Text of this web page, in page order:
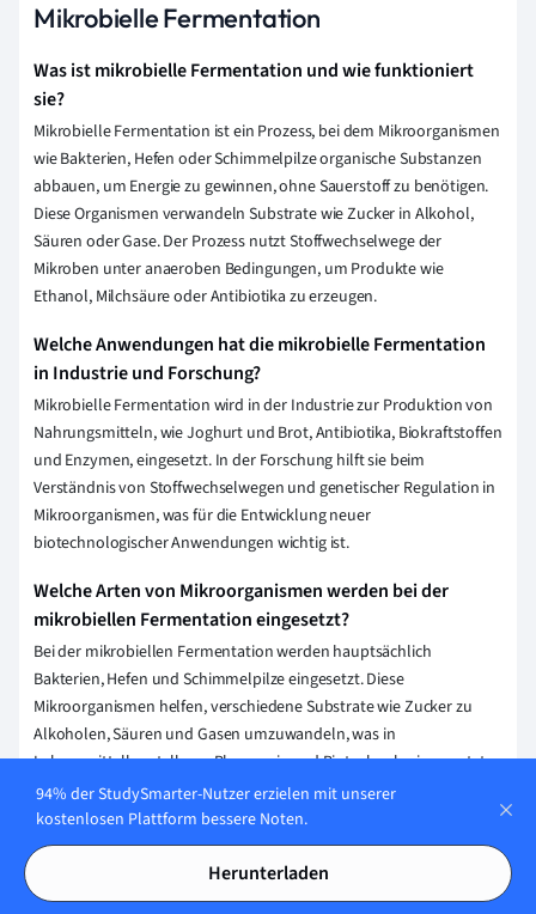
Mikrobielle Fermentation
Was ist mikrobielle Fermentation und wie funktioniert
sie?
Mikrobielle Fermentation ist ein Prozess, bei dem Mikroorganismen
wie Bakterien, Hefen oder Schimmelpilze organische Substanzen
abbauen, um Energie zu gewinnen, ohne Sauerstoff zu benötigen.
Diese Organismen verwandeln Substrate wie Zucker in Alkohol,
Säuren oder Gase. Der Prozess nutzt Stoffwechselwege der
Mikroben unter anaeroben Bedingungen, um Produkte wie
Ethanol, Milchsäure oder Antibiotika zu erzeugen.
Welche Anwendungen hat die mikrobielle Fermentation
in Industrie und Forschung?
Mikrobielle Fermentation wird in der Industrie zur Produktion von
Nahrungsmitteln, wie Joghurt und Brot, Antibiotika, Biokraftstoffen
und Enzymen, eingesetzt. In der Forschung hilft sie beim
Verständnis von Stoffwechselwegen und genetischer Regulation in
Mikroorganismen, was für die Entwicklung neuer
biotechnologischer Anwendungen wichtig ist.
Welche Arten von Mikroorganismen werden bei der
mikrobiellen Fermentation eingesetzt?
Bei der mikrobiellen Fermentation werden hauptsächlich
Bakterien, Hefen und Schimmelpilze eingesetzt. Diese
Mikroorganismen helfen, verschiedene Substrate wie Zucker zu
Alkoholen, Säuren und Gasen umzuwandeln, was in
Lebensmittelherstellung, Pharmazie und Biotechnologie genutzt
wird.
Wie kann man optimale Bedingungen für die mikrobielle
Fermentation schaffen und überwachen?
Um optimale Bedingungen für die mikrobielle Fermentation zu
94% der StudySmarter-Nutzer erzielen mit unserer
kostenlosen Plattform bessere Noten.
Herunterladen